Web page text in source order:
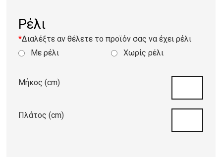
Ρέλι
*Διαλέξτε αν θέλετε το προϊόν σας να έχει ρέλι
Με ρέλι
Χωρίς ρέλι
Μήκος (cm)
Πλάτος (cm)